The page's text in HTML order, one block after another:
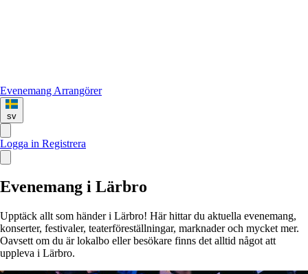
Evenemang Arrangörer
sv
Logga in Registrera
Evenemang i Lärbro
Upptäck allt som händer i Lärbro! Här hittar du aktuella evenemang,
konserter, festivaler, teaterföreställningar, marknader och mycket mer.
Oavsett om du är lokalbo eller besökare finns det alltid något att
uppleva i Lärbro.